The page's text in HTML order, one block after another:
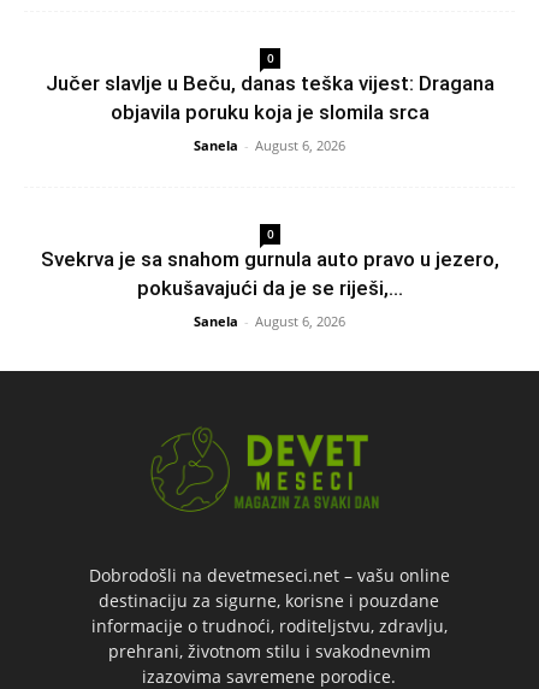
0
Jučer slavlje u Beču, danas teška vijest: Dragana
objavila poruku koja je slomila srca
Sanela - August 6, 2026
0
Svekrva je sa snahom gurnula auto pravo u jezero,
pokušavajući da je se riješi,...
Sanela - August 6, 2026
Dobrodošli na devetmeseci.net – vašu online
destinaciju za sigurne, korisne i pouzdane
informacije o trudnoći, roditeljstvu, zdravlju,
prehrani, životnom stilu i svakodnevnim
izazovima savremene porodice.